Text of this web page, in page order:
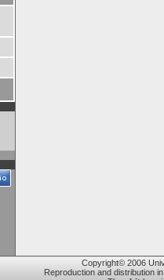
Copyright© 2006
Reproduction and distribution